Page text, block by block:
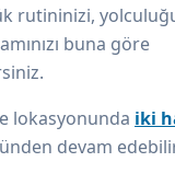
rutininizi,
buna göre
lokasyonunda iki
devam